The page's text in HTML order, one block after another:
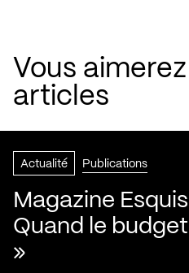
Vous
articles
Actualité Publications
Magazine
Quand le
»